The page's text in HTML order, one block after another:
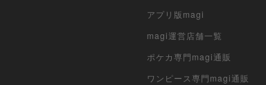
アプリ版magi
magi運営店舗一覧
ポケカ専門magi通販
ワンピース専門magi通販